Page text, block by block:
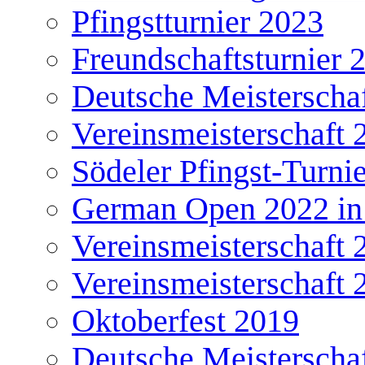
Pfingstturnier 2023
Freundschaftsturnier
Deutsche
Vereinsmeisterschaft
Södeler Pfingst-
German Open 2022
Vereinsmeisterschaft
Vereinsmeisterschaft
Oktoberfest 2019